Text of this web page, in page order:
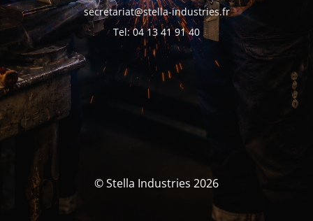
secretariat@stella-industries.fr
Tel: 04 13 41 91 40
© Stella Industries 2026